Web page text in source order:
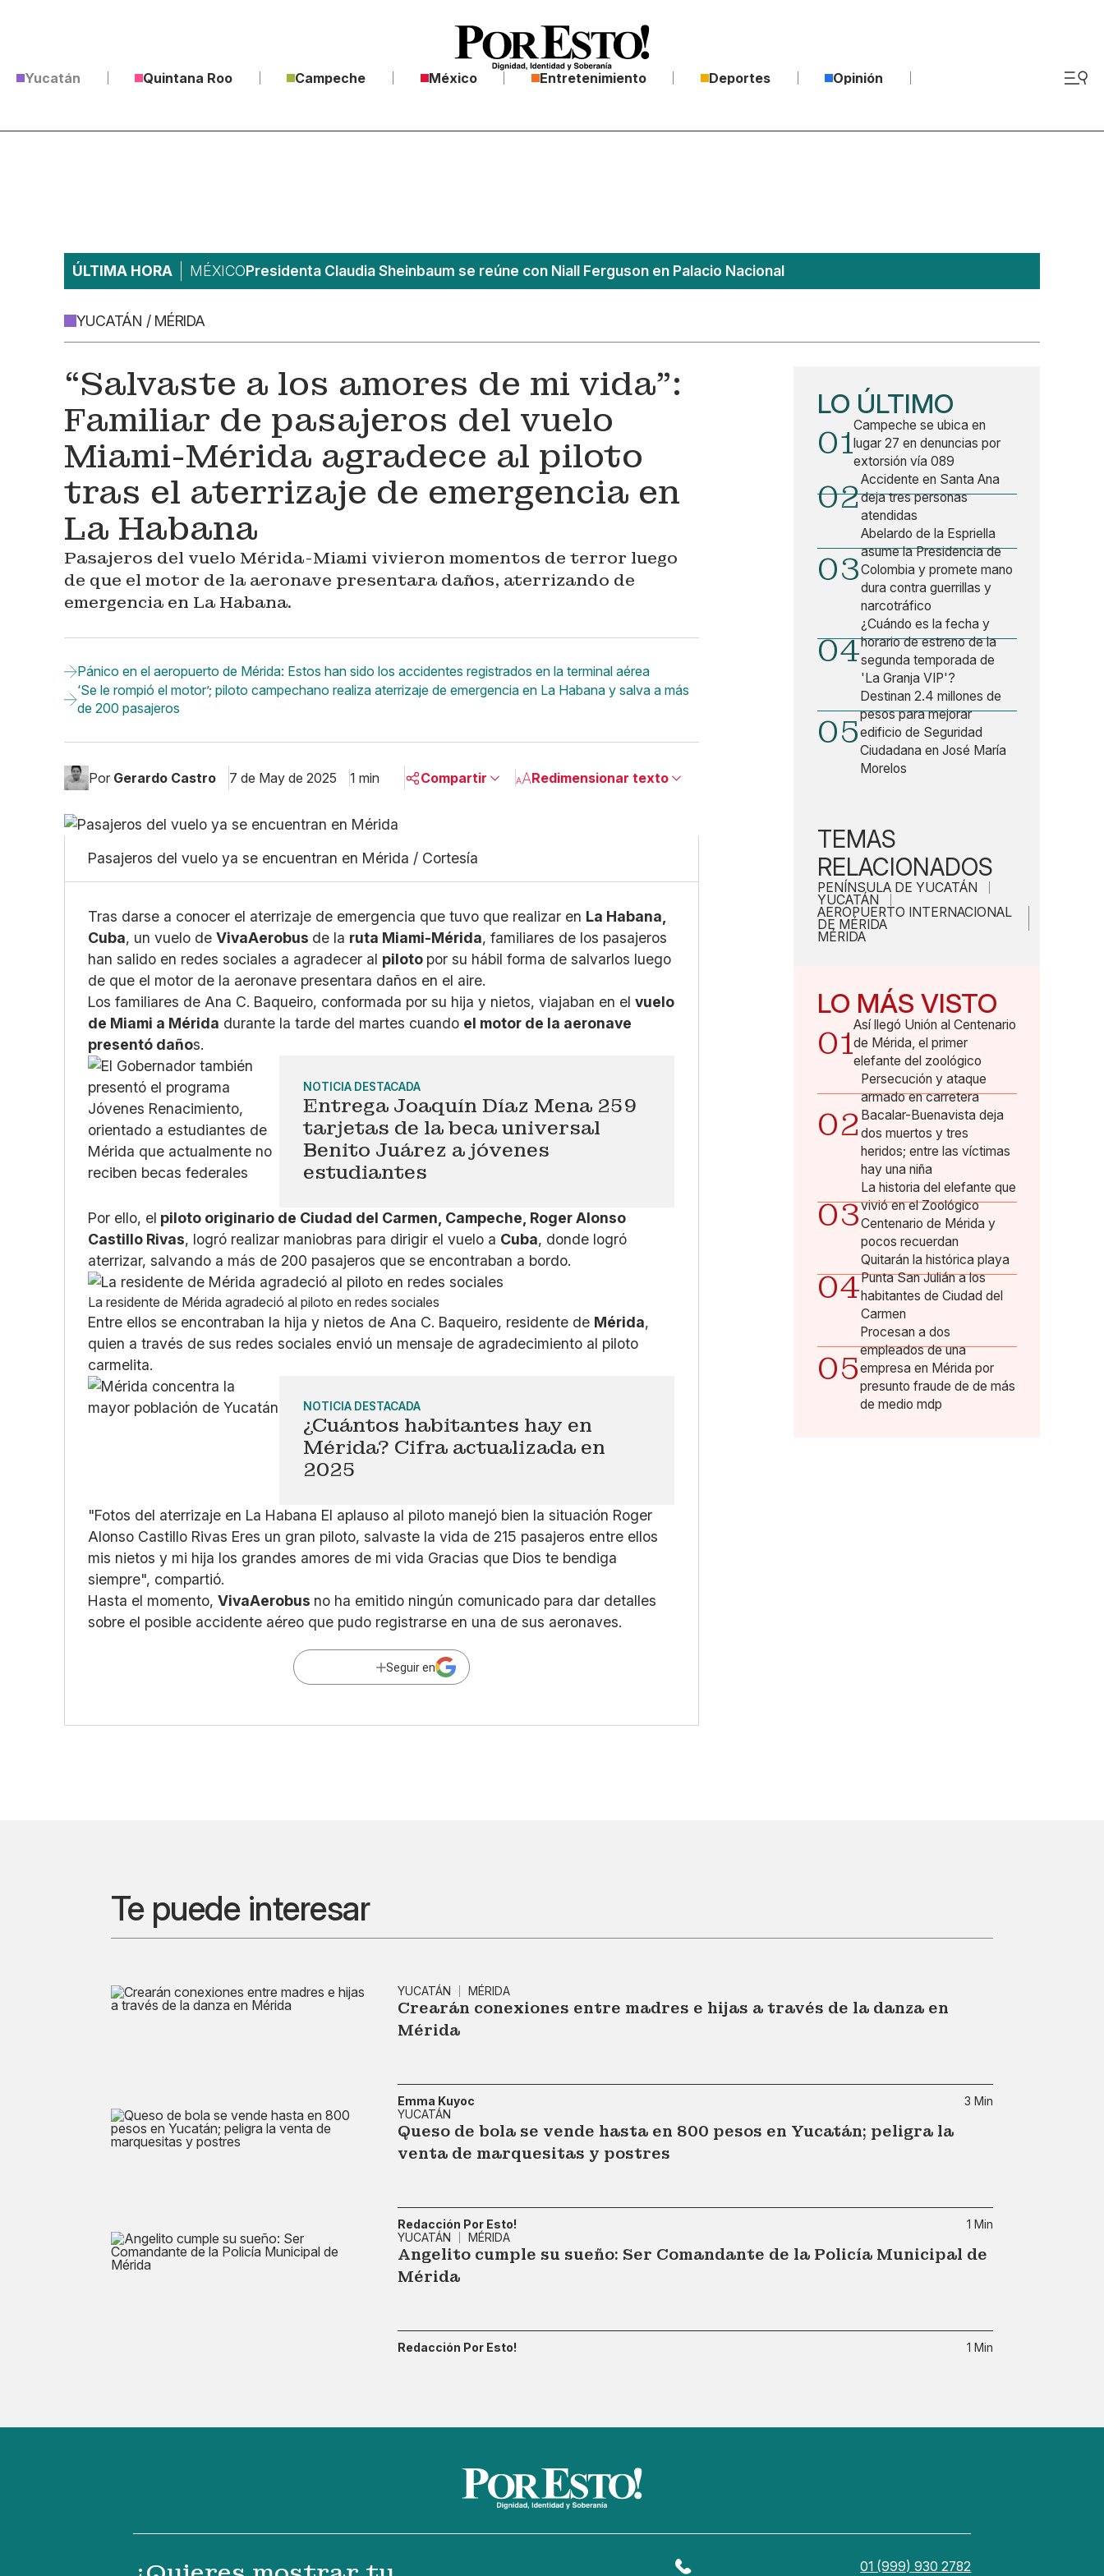
Yucatán Quintana Roo Campeche México Entretenimiento Deportes Opinión
ÚLTIMA HORA MÉXICOPresidenta Claudia Sheinbaum se reúne con Niall Ferguson en Palacio Nacional
YUCATÁN / MÉRIDA
“Salvaste a los amores de mi vida”:
Familiar de pasajeros del vuelo
Miami-Mérida agradece al piloto
tras el aterrizaje de emergencia en
La Habana
Pasajeros del vuelo Mérida-Miami vivieron momentos de terror luego
de que el motor de la aeronave presentara daños, aterrizando de
emergencia en La Habana.
Pánico en el aeropuerto de Mérida: Estos han sido los accidentes registrados en la terminal aérea
‘Se le rompió el motor’; piloto campechano realiza aterrizaje de emergencia en La Habana y salva a más
de 200 pasajeros
Por Gerardo Castro 7 de May de 2025 1 min Compartir
Facebook
X
Whatsapp
Redimensionar texto
Pasajeros del vuelo ya se encuentran en Mérida / Cortesía
Tras darse a conocer el aterrizaje de emergencia que tuvo que realizar en La Habana,
Cuba, un vuelo deVivaAerobus de la ruta Miami-Mérida, familiares de los pasajeros
han salido en redes sociales a agradecer al piloto por su hábil forma de salvarlos luego
de que el motor de la aeronave presentara daños en el aire.
Los familiares de Ana C. Baqueiro, conformada por su hija y nietos, viajaban en elvuelo
de Miami a Mérida durante la tarde del martes cuando el motor de la aeronave
presentó daños.
NOTICIA DESTACADA
Entrega Joaquín Díaz Mena 259
tarjetas de la beca universal
Benito Juárez a jóvenes
estudiantes
Por ello, el piloto originario de Ciudad del Carmen, Campeche, Roger Alonso
Castillo Rivas, logró realizar maniobras para dirigir el vuelo a Cuba, donde logró
aterrizar, salvando a más de 200 pasajeros que se encontraban a bordo.
La residente de Mérida agradeció al piloto en redes sociales
Entre ellos se encontraban la hija y nietos de Ana C. Baqueiro, residente de Mérida,
quien a través de sus redes sociales envió un mensaje de agradecimiento al piloto
carmelita.
NOTICIA DESTACADA
¿Cuántos habitantes hay en
Mérida? Cifra actualizada en
2025
"Fotos del aterrizaje en La Habana El aplauso al piloto manejó bien la situación Roger
Alonso Castillo Rivas Eres un gran piloto, salvaste la vida de 215 pasajeros entre ellos
mis nietos y mi hija los grandes amores de mi vida Gracias que Dios te bendiga
siempre", compartió.
Hasta el momento,VivaAerobus no ha emitido ningún comunicado para dar detalles
sobre el posible accidente aéreo que pudo registrarse en una de sus aeronaves.
Seguir en
LO ÚLTIMO
01Campeche se ubica en
lugar 27 en denuncias por
extorsión vía 089
02Accidente en Santa Ana
deja tres personas
atendidas
03
Abelardo de la Espriella
asume la Presidencia de
Colombia y promete mano
dura contra guerrillas y
narcotráfico
04
¿Cuándo es la fecha y
horario de estreno de la
segunda temporada de
'La Granja VIP'?
05
Destinan 2.4 millones de
pesos para mejorar
edificio de Seguridad
Ciudadana en José María
Morelos
TEMAS
RELACIONADOS
PENÍNSULA DE YUCATÁN
YUCATÁN
AEROPUERTO INTERNACIONAL
DE MÉRIDA
MÉRIDA
LO MÁS VISTO
01Así llegó Unión al Centenario
de Mérida, el primer
elefante del zoológico
02
Persecución y ataque
armado en carretera
Bacalar-Buenavista deja
dos muertos y tres
heridos; entre las víctimas
hay una niña
03
La historia del elefante que
vivió en el Zoológico
Centenario de Mérida y
pocos recuerdan
04
Quitarán la histórica playa
Punta San Julián a los
habitantes de Ciudad del
Carmen
05
Procesan a dos
empleados de una
empresa en Mérida por
presunto fraude de de más
de medio mdp
Te puede interesar
YUCATÁN MÉRIDA
Crearán conexiones entre madres e hijas a través de la danza en
Mérida
Emma Kuyoc
3 Min
YUCATÁN
Queso de bola se vende hasta en 800 pesos en Yucatán; peligra la
venta de marquesitas y postres
Redacción Por Esto!
1 Min
YUCATÁN
MÉRIDA
Angelito cumple su sueño: Ser Comandante de la Policía Municipal de
Mérida
Redacción Por Esto! 1 Min
01 (999) 930 2782